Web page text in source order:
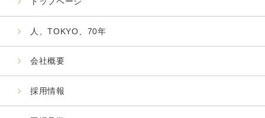
人、TOKYO、70年
会社概要
採用情報